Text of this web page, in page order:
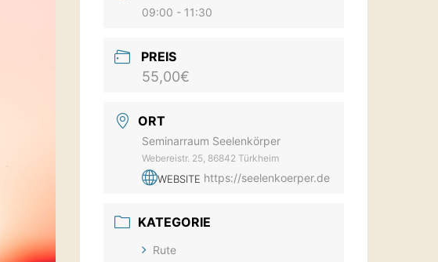
09:00 - 11:30
PREIS
55,00€
ORT
Seminarraum Seelenkörper
Webereistr. 25, 86842 Türkheim
WEBSITE https://seelenkoerper.de
KATEGORIE
Rute